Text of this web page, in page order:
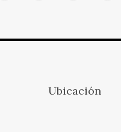
Ubicación